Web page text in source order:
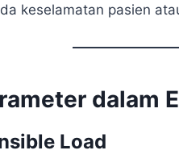
keselamatan pasien
dalam
Load